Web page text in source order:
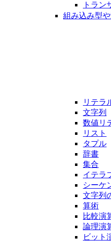
トラン
組み込み型
リテラ
文字列
数値リ
リスト
タプル
辞書
集合
イテラ
シーケ
文字列
算術
比較演
論理演
ビット